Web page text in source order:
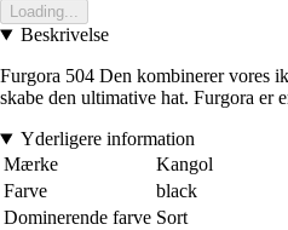
Loading...
Beskrivelse
Furgora 504 Den kombinerer vores
skabe den ultimative hat. Furgora er
Yderligere information
Mærke
Kangol
Farve
black
Dominerende farve Sort